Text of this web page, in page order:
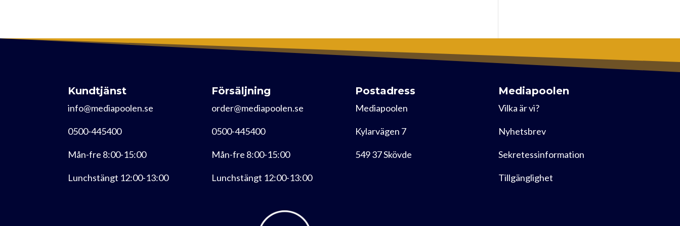
Kundtjänst
info@mediapoolen.se
0500-445400
Mån-fre 8:00-15:00
Lunchstängt 12:00-13:00
Försäljning
order@mediapoolen.se
0500-445400
Mån-fre 8:00-15:00
Lunchstängt 12:00-13:00
Postadress
Mediapoolen
Kylarvägen 7
549 37 Skövde
Mediapoolen
Vilka är vi?
Nyhetsbrev
Sekretessinformation
Tillgänglighet